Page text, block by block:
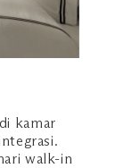
kamar
walk-in